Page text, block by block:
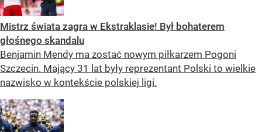
Mistrz świata zagra w Ekstraklasie! Był bohaterem
głośnego skandalu
Benjamin Mendy ma zostać nowym piłkarzem Pogoni
Szczecin. Mający 31 lat były reprezentant Polski to wielkie
nazwisko w kontekście polskiej ligi.